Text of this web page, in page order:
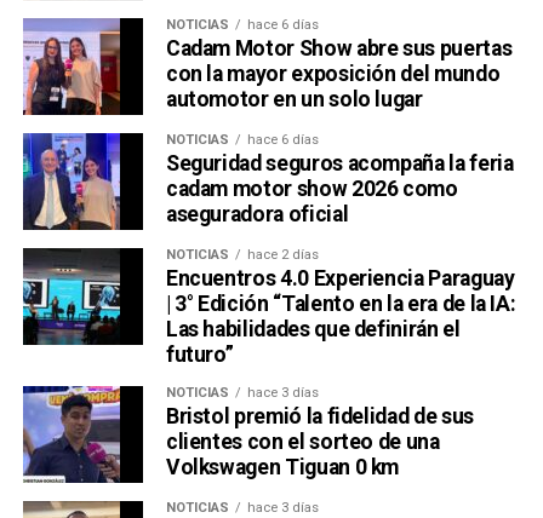
NOTICIAS hace 6 días
Cadam Motor Show abre sus puertas
con la mayor exposición del mundo
automotor en un solo lugar
NOTICIAS hace 6 días
Seguridad seguros acompaña la feria
cadam motor show 2026 como
aseguradora oficial
NOTICIAS hace 2 días
Encuentros 4.0 Experiencia Paraguay
| 3° Edición “Talento en la era de la IA:
Las habilidades que definirán el
futuro”
NOTICIAS hace 3 días
Bristol premió la fidelidad de sus
clientes con el sorteo de una
Volkswagen Tiguan 0 km
NOTICIAS hace 3 días